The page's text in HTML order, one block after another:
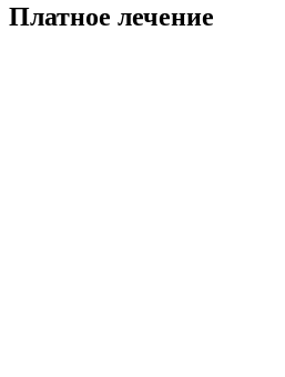
Платное лечение